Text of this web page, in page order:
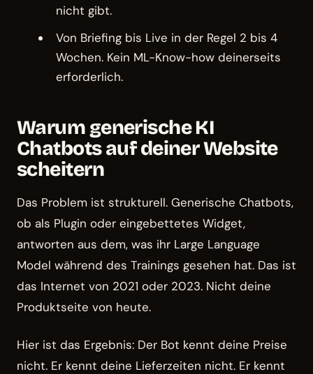
nicht gibt.
Von Briefing bis Live in der Regel 2 bis 4
Wochen. Kein ML-Know-how deinerseits
erforderlich.
Warum generische KI
Chatbots auf deiner Website
scheitern
Das Problem ist strukturell. Generische Chatbots,
ob als Plugin oder eingebettetes Widget,
antworten aus dem, was ihr Large Language
Model während des Trainings gesehen hat. Das ist
das Internet von 2021 oder 2023. Nicht deine
Produktseite von heute.
Hier ist das Ergebnis: Der Bot kennt deine Preise
nicht. Er kennt deine Lieferzeiten nicht. Er kennt